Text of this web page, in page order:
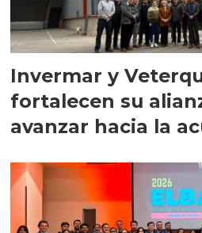
Invermar y
fortalecen su
avanzar hacia la